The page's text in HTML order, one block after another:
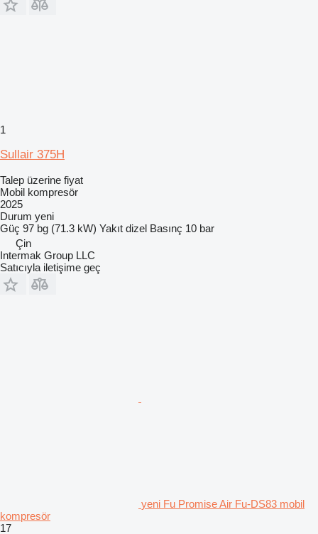
1
Sullair 375H
Talep üzerine fiyat
Mobil kompresör
2025
Durum yeni
Güç 97 bg (71.3 kW) Yakıt dizel Basınç 10 bar
Çin
Intermak Group LLC
Satıcıyla iletişime geç
yeni Fu Promise Air Fu-DS83 mobil
kompresör
17